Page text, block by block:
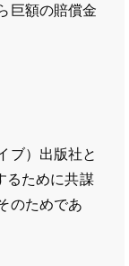
巨額の賠償金
ブ）出版社と
るために共謀
のためであ